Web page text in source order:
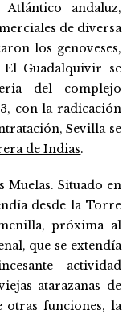
andaluz,
de diversa
los genoveses,
Guadalquivir se
del complejo
con la radicación
, Sevilla se
de Indias.
Muelas. Situado en
desde la Torre
próxima al
que se extendía
actividad
atarazanas de
otras funciones, la